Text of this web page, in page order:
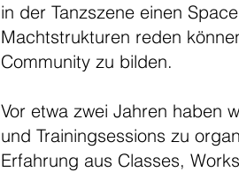
in der Tanzszene einen
Machtstrukturen reden
Community zu bilden.
Vor etwa zwei Jahren haben
und Trainingsessions zu
Erfahrung aus Classes,